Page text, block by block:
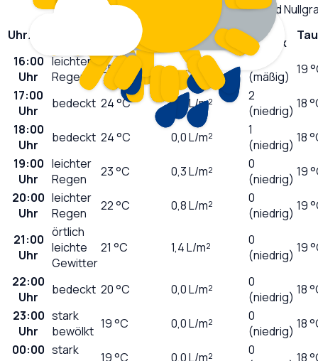
Niederschlag, UV-Index, Taupunkt und
Uhrzeit
Temperatur Niederschlag
UV-
Index
16:00
Uhr
leichter
Regen
25 0,5L/m²
3
(mäßig) 19
17:00
Uhr
bedeckt 24°C 0,0 L/m²
2
(niedrig) 18
18:00
Uhr
bedeckt 24°C 0,0L/m²
1
(niedrig) 18
19:00
Uhr
leichter
Regen
23°C 0,3L/m²
0
(niedrig) 19
20:00
Uhr
leichter
Regen
22°C 0,8L/m²
0
(niedrig) 19
21:00
Uhr
örtlich
leichte
Gewitter
21 °C 1,4L/m²
0
(niedrig) 19
22:00
Uhr
bedeckt 20°C 0,0L/m²
0
(niedrig) 18
23:00
Uhr
stark
bewölkt 19°C 0,0L/m²
0
(niedrig) 18
00:00 stark
19°C 0,0L/m²
0
18